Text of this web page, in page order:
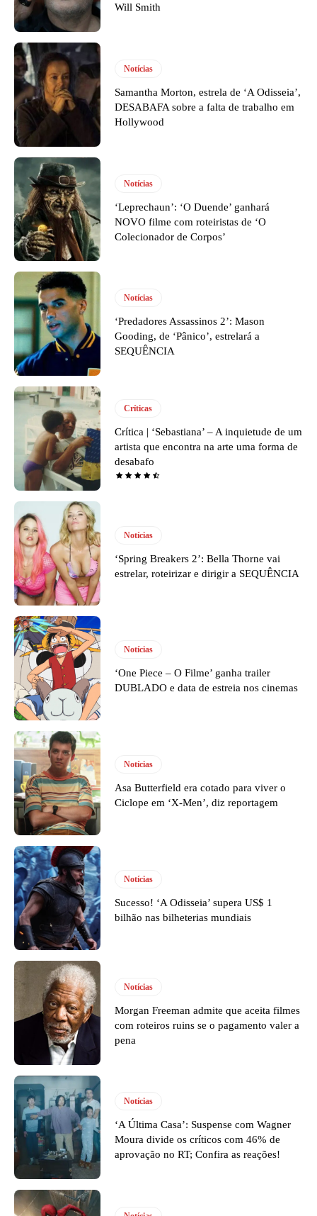
Will Smith
Notícias
Samantha Morton, estrela de ‘A Odisseia’,
DESABAFA sobre a falta de trabalho em
Hollywood
Notícias
‘Leprechaun’: ‘O Duende’ ganhará
NOVO filme com roteiristas de ‘O
Colecionador de Corpos’
Notícias
‘Predadores Assassinos 2’: Mason
Gooding, de ‘Pânico’, estrelará a
SEQUÊNCIA
Críticas
Crítica | ‘Sebastiana’ – A inquietude de um
artista que encontra na arte uma forma de
desabafo
Notícias
‘Spring Breakers 2’: Bella Thorne vai
estrelar, roteirizar e dirigir a SEQUÊNCIA
Notícias
‘One Piece – O Filme’ ganha trailer
DUBLADO e data de estreia nos cinemas
Notícias
Asa Butterfield era cotado para viver o
Ciclope em ‘X-Men’, diz reportagem
Notícias
Sucesso! ‘A Odisseia’ supera US$ 1
bilhão nas bilheterias mundiais
Notícias
Morgan Freeman admite que aceita filmes
com roteiros ruins se o pagamento valer a
pena
Notícias
‘A Última Casa’: Suspense com Wagner
Moura divide os críticos com 46% de
aprovação no RT; Confira as reações!